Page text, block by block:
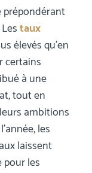
taux
élevés qu’en
certains
à une
tout en
ambitions
les
laissent
les